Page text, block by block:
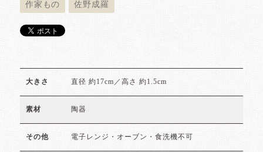
作家もの 佐野成羅
大きさ 直径 約17cm／高さ 約1.5cm
素材 陶器
その他 電子レンジ・オーブン・食洗機不可